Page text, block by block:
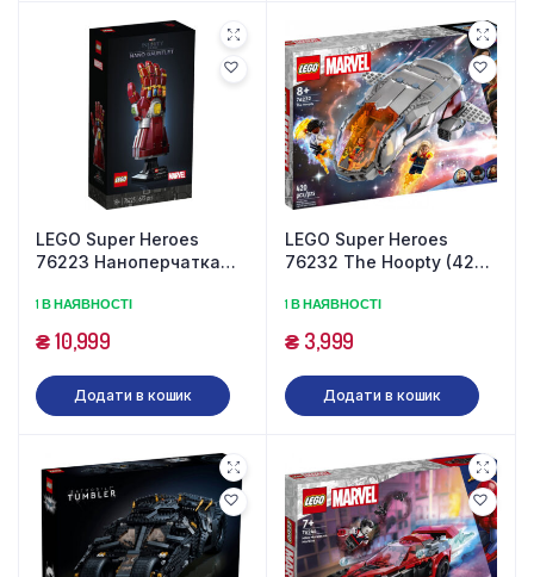
LEGO Super Heroes
76223 Наноперчатка
1 В НАЯВНОСТІ
₴10,999
Додати в кошик
LEGO Super Heroes
76232 The Hoopty (420
1 В НАЯВНОСТІ
₴3,999
Додати в кошик